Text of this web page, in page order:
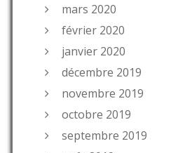
mars 2020
février 2020
janvier 2020
décembre 2019
novembre 2019
octobre 2019
septembre 2019